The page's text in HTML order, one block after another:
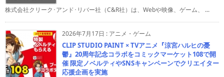
株式会社クリーク･アンド･リバー社（C&R社）は、Webや映像、ゲーム、 ...
2026年7月17日 : アニメ・ゲーム
CLIP STUDIO PAINT × TVアニメ『涼宮ハルヒの憂
鬱』20周年記念コラボをコミックマーケット108で開
催 限定ノベルティやSNSキャンペーンでクリエイター
応援企画を実施